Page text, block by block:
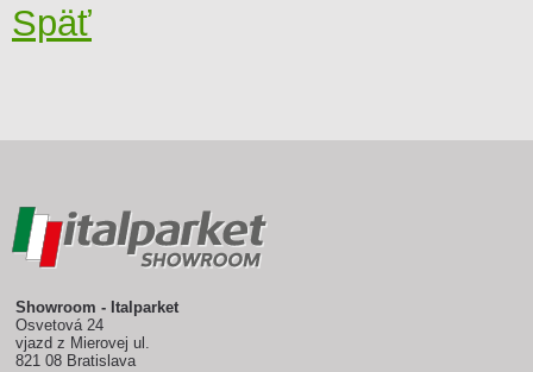
Späť
Showroom - Italparket
Osvetová 24
vjazd z Mierovej ul.
821 08 Bratislava